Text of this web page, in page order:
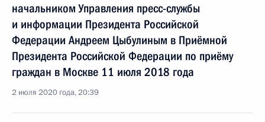
начальником Управления пресс-службы
и информации Президента Российской
Федерации Андреем Цыбулиным в Приёмной
Президента Российской Федерации по приёму
граждан в Москве 11 июля 2018 года
2 июля 2020 года, 20:39